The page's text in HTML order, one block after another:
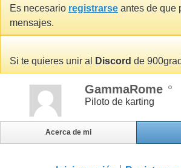
Es necesario registrarse antes de que
mensajes.
Si te quieres unir al Discord de
GammaRome
Piloto de karting
Acerca de mi